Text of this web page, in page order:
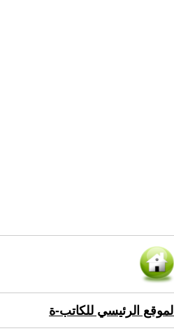
الموقع الرئيسي للكاتب-ة